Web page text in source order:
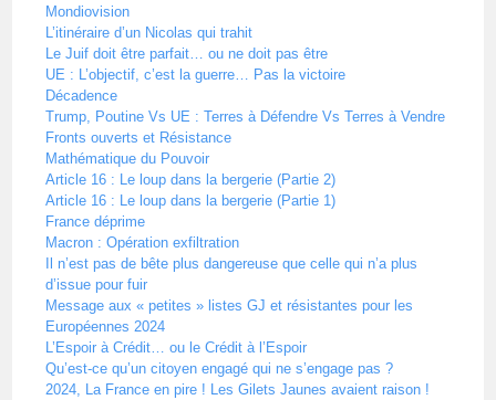
Mondiovision
L’itinéraire d’un Nicolas qui trahit
Le Juif doit être parfait… ou ne doit pas être
UE : L’objectif, c’est la guerre… Pas la victoire
Décadence
Trump, Poutine Vs UE : Terres à Défendre Vs Terres à Vendre
Fronts ouverts et Résistance
Mathématique du Pouvoir
Article 16 : Le loup dans la bergerie (Partie 2)
Article 16 : Le loup dans la bergerie (Partie 1)
France déprime
Macron : Opération exfiltration
Il n’est pas de bête plus dangereuse que celle qui n’a plus
d’issue pour fuir
Message aux « petites » listes GJ et résistantes pour les
Européennes 2024
L’Espoir à Crédit… ou le Crédit à l’Espoir
Qu’est-ce qu’un citoyen engagé qui ne s’engage pas ?
2024, La France en pire ! Les Gilets Jaunes avaient raison !